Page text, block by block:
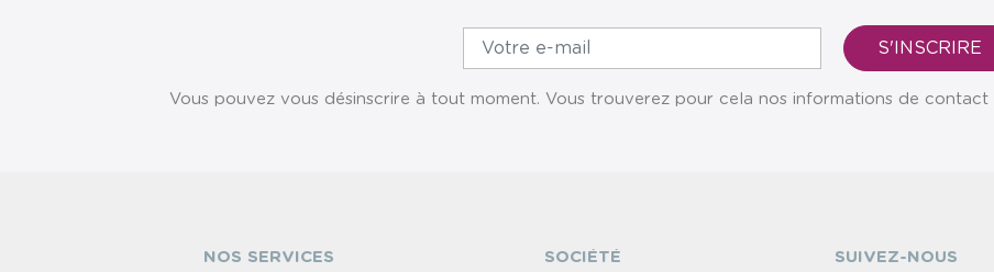
Vous pouvez vous désinscrire à tout moment. Vous trouverez pour cela nos informations de
NOS SERVICES SOCIÉTÉ SUIVEZ-NOUS